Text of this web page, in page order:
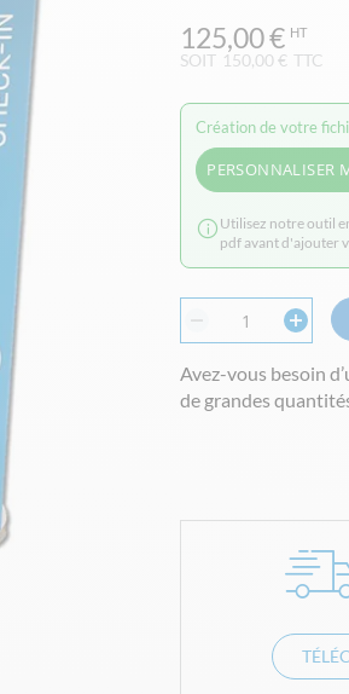
SOIT 150,00 € TTC
125,00 €
Création de votre
PERSONNALISER
Utilisez notre outil
pdf avant d'ajouter
Avez-vous besoin
de grandes